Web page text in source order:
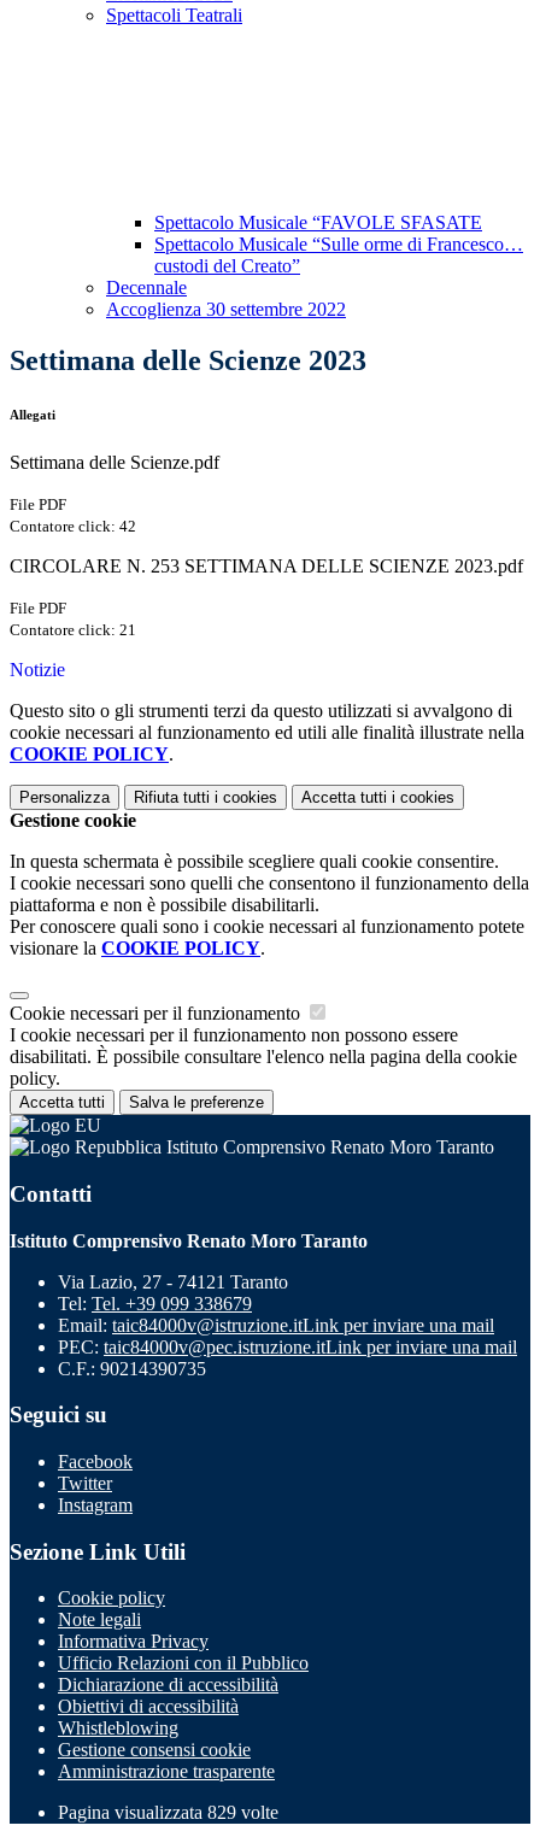
Spettacoli Teatrali
Spettacolo Musicale “FAVOLE SFASATE
Spettacolo Musicale “Sulle orme di Francesco…
custodi del Creato”
Decennale
Accoglienza 30 settembre 2022
Settimana delle Scienze 2023
Allegati
Settimana delle Scienze.pdf
File PDF
Contatore click: 42
CIRCOLARE N. 253 SETTIMANA DELLE SCIENZE 2023.pdf
File PDF
Contatore click: 21
Notizie
Questo sito o gli strumenti terzi da questo utilizzati si avvalgono di
cookie necessari al funzionamento ed utili alle finalità illustrate nella
COOKIE POLICY.
Personalizza Rifiuta tutti i cookies Accetta tutti i cookies
Gestione cookie
In questa schermata è possibile scegliere quali cookie consentire.
I cookie necessari sono quelli che consentono il funzionamento della
piattaforma e non è possibile disabilitarli.
Per conoscere quali sono i cookie necessari al funzionamento potete
visionare la COOKIE POLICY.
Cookie necessari per il funzionamento
I cookie necessari per il funzionamento non possono essere
disabilitati. È possibile consultare l'elenco nella pagina della cookie
policy.
Accetta tutti Salva le preferenze
Istituto Comprensivo Renato Moro Taranto
Contatti
Istituto Comprensivo Renato Moro Taranto
Via Lazio, 27 - 74121 Taranto
Tel: Tel. +39 099 338679
Email: taic84000v@istruzione.itLink per inviare una mail
PEC: taic84000v@pec.istruzione.itLink per inviare una mail
C.F.: 90214390735
Seguici su
Facebook
Twitter
Instagram
Sezione Link Utili
Cookie policy
Note legali
Informativa Privacy
Ufficio Relazioni con il Pubblico
Dichiarazione di accessibilità
Obiettivi di accessibilità
Whistleblowing
Gestione consensi cookie
Amministrazione trasparente
Pagina visualizzata 829 volte